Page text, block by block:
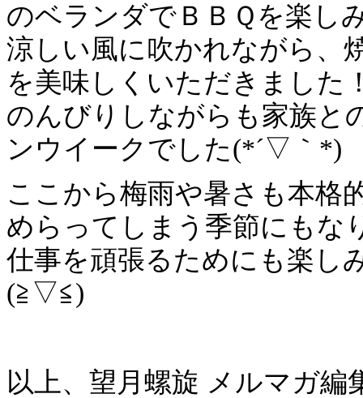
のベランダでＢＢＱを楽し
涼しい風に吹かれながら、
を美味しくいただきました
のんびりしながらも家族と
ンウイークでした(*´▽｀*)
ここから梅雨や暑さも本格
めらってしまう季節にもな
仕事を頑張るためにも楽し
(≧▽≦)
以上、望月螺旋 メルマガ